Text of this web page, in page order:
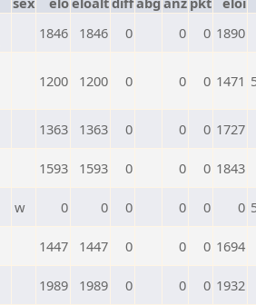
1846 1846 0 0 0 1890
1200 1200 0 0 0 1471
1363 1363 0 0 0 1727
1593 1593 0 0 0 1843
w 0 0 0 0 0 0
1447 1447 0 0 0 1694
1989 1989 0 0 0 1932